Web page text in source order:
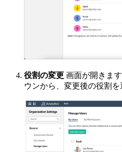
役割の変更 画面が開きます
ウンから、変更後の役割を